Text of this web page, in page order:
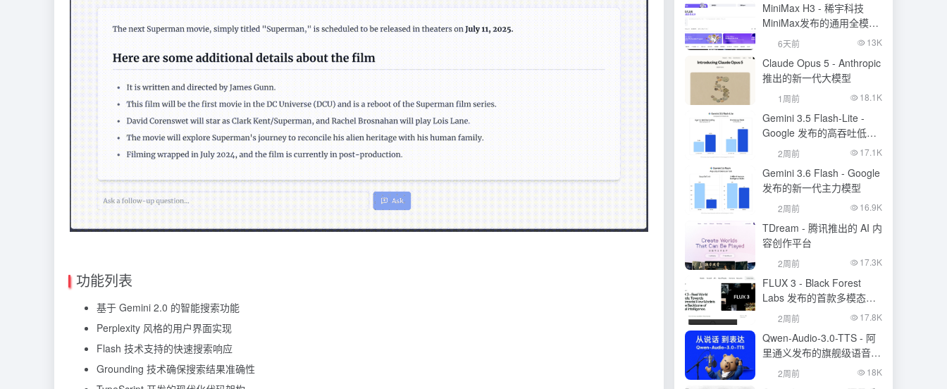
功能列表
基于 Gemini 2.0 的智能搜索功能
Perplexity 风格的用户界面实现
Flash 技术支持的快速搜索响应
Grounding 技术确保搜索结果准确性
MiniMax H3 - 稀宇科技
MiniMax发布的通用全模态
生成模型
6天前 13K
Claude Opus 5 - Anthropic
推出的新一代大模型
1周前 18.1K
Gemini 3.5 Flash-Lite -
Google 发布的高吞吐低成
本模型
2周前 17.1K
Gemini 3.6 Flash - Google
发布的新一代主力模型
2周前 16.9K
TDream - 腾讯推出的 AI 内
容创作平台
2周前 17.3K
FLUX 3 - Black Forest
Labs 发布的首款多模态基
础模型
2周前 17.8K
Qwen-Audio-3.0-TTS - 阿
里通义发布的旗舰级语音合
成大模型
2周前 18K